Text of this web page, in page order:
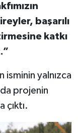
başarılı
katkı
isminin yalnızca
projenin
çıktı.